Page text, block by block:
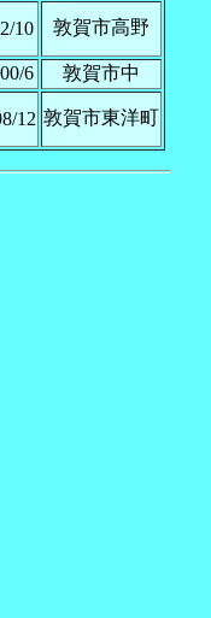
10 敦賀市高野
6
敦賀市中
12 敦賀市東洋町